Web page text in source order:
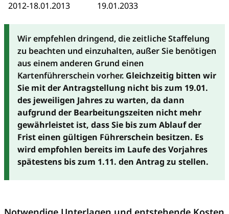
2012-18.01.2013 19.01.2033
Wir empfehlen dringend, die zeitliche Staffelung
zu beachten und einzuhalten, außer Sie benötigen
aus einem anderen Grund einen
Kartenführerschein vorher. Gleichzeitig bitten wir
Sie mit der Antragstellung nicht bis zum 19.01.
des jeweiligen Jahres zu warten, da dann
aufgrund der Bearbeitungszeiten nicht mehr
gewährleistet ist, dass Sie bis zum Ablauf der
Frist einen gültigen Führerschein besitzen. Es
wird empfohlen bereits im Laufe des Vorjahres
spätestens bis zum 1.11. den Antrag zu stellen.